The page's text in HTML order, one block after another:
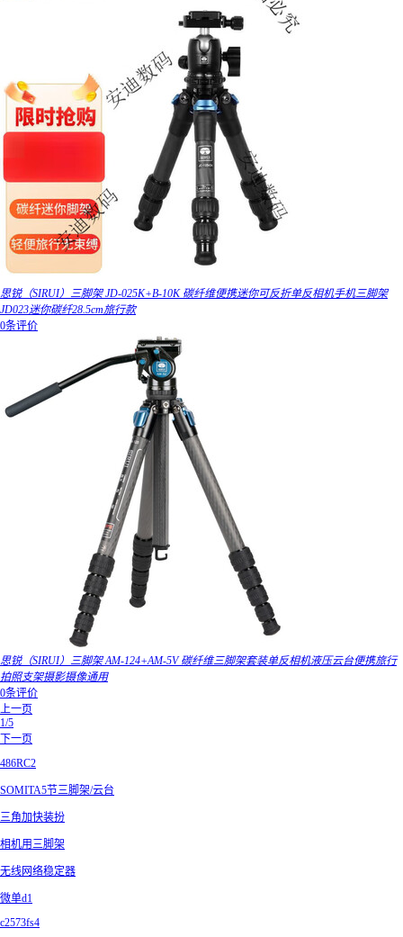
思锐（SIRUI）三脚架 JD-025K+B-10K 碳纤维便携迷你可反折单反相机手机三脚架
JD023迷你碳纤28.5cm旅行款
0条评价
思锐（SIRUI）三脚架 AM-124+AM-5V 碳纤维三脚架套装单反相机液压云台便携旅行
拍照支架摄影摄像通用
0条评价
上一页
1/5
下一页
486RC2
SOMITA5节三脚架/云台
三角加快装扮
相机用三脚架
无线网络稳定器
微单d1
c2573fs4